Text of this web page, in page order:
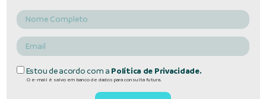
Estou de acordo com a Política de Privacidade.
O e-mail é salvo em banco de dados para consulta futura.